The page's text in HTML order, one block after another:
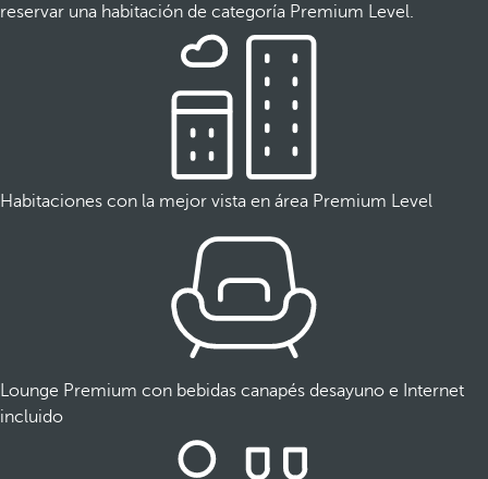
reservar una habitación de categoría Premium Level.
Habitaciones con la mejor vista en área Premium Level
Lounge Premium con bebidas canapés desayuno e Internet
incluido